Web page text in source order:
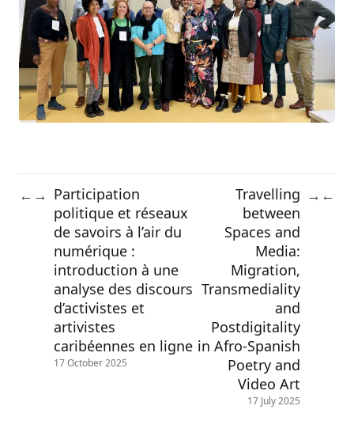
← → Participation
politique et réseaux
de savoirs à l’air du
numérique :
introduction à une
analyse des discours
d’activistes et
artivistes
caribéennes en ligne
17 October 2025
Travelling
between
Spaces and
Media:
Migration,
Transmediality
and
Postdigitality
in Afro-Spanish
Poetry and
Video Art
17 July 2025
→ ←